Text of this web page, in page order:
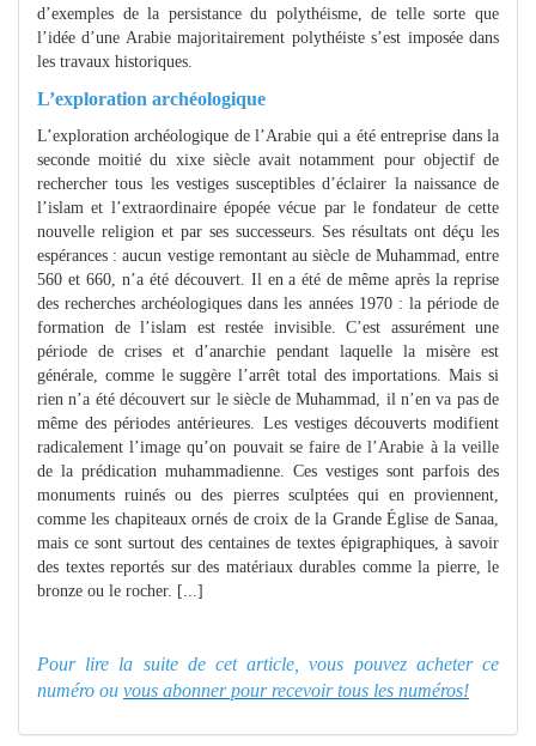
d’exemples de la persistance du polythéisme, de telle sorte que
l’idée d’une Arabie majoritairement polythéiste s’est imposée dans
les travaux historiques.
L’exploration archéologique
L’exploration archéologique de l’Arabie qui a été entreprise dans la
seconde moitié du xixe siècle avait notamment pour objectif de
rechercher tous les vestiges susceptibles d’éclairer la naissance de
l’islam et l’extraordinaire épopée vécue par le fondateur de cette
nouvelle religion et par ses successeurs. Ses résultats ont déçu les
espérances : aucun vestige remontant au siècle de Muhammad, entre
560 et 660, n’a été découvert. Il en a été de même après la reprise
des recherches archéologiques dans les années 1970 : la période de
formation de l’islam est restée invisible. C’est assurément une
période de crises et d’anarchie pendant laquelle la misère est
générale, comme le suggère l’arrêt total des importations. Mais si
rien n’a été découvert sur le siècle de Muhammad, il n’en va pas de
même des périodes antérieures. Les vestiges découverts modifient
radicalement l’image qu’on pouvait se faire de l’Arabie à la veille
de la prédication muhammadienne. Ces vestiges sont parfois des
monuments ruinés ou des pierres sculptées qui en proviennent,
comme les chapiteaux ornés de croix de la Grande Église de Sanaa,
mais ce sont surtout des centaines de textes épigraphiques, à savoir
des textes reportés sur des matériaux durables comme la pierre, le
bronze ou le rocher. [...]
Pour lire la suite de cet article, vous pouvez acheter ce
numéro ou vous abonner pour recevoir tous les numéros!